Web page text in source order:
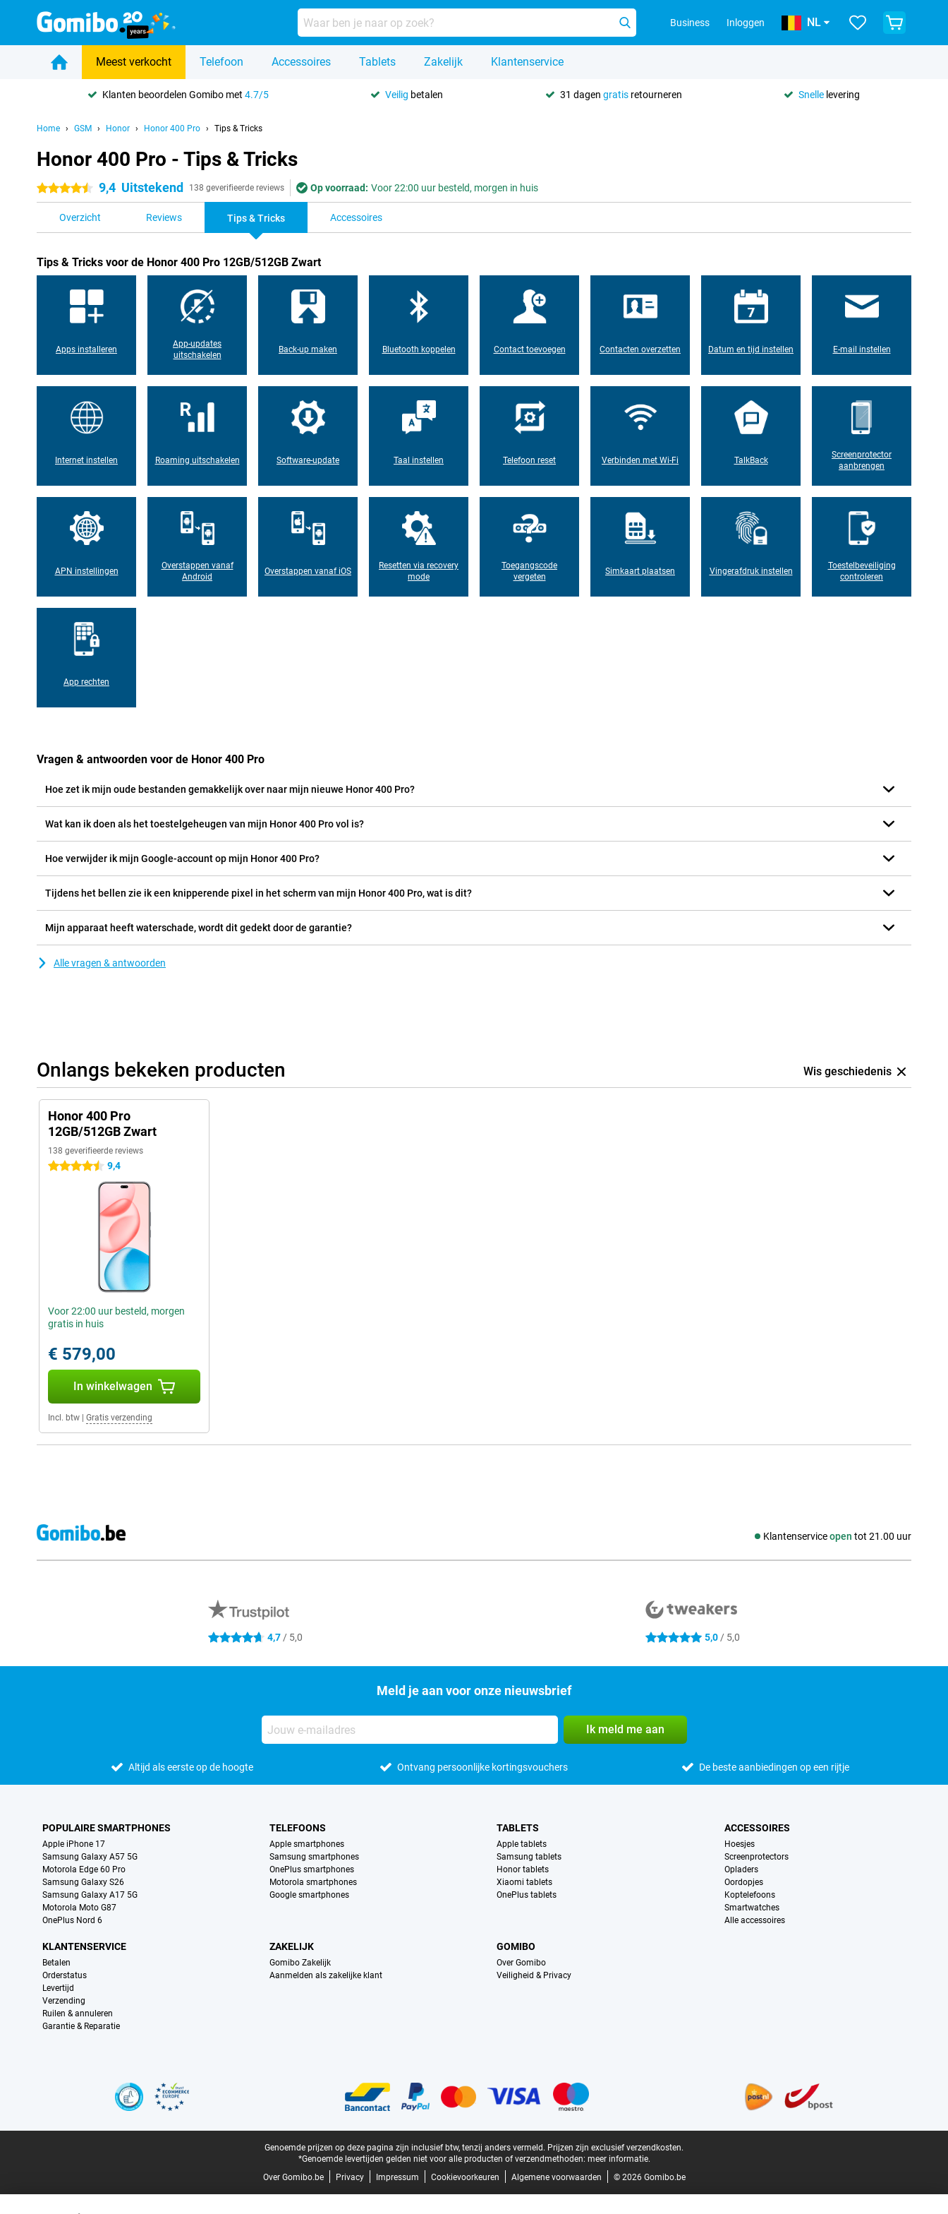
Business Inloggen NL
Meest verkocht Telefoon Accessoires Tablets Zakelijk Klantenservice
Klanten beoordelen Gomibo met 4.7/5 Veilig betalen 31 dagen gratisretourneren Snelle levering
Home GSM Honor Honor 400 Pro Tips & Tricks
Honor 400 Pro - Tips & Tricks
4.5 sterren 9,4 Uitstekend 138 geverifieerde reviews Op voorraad: Voor 22:00 uur besteld, morgen in huis
Overzicht Reviews Tips & Tricks Accessoires
Tips & Tricks voor de Honor 400 Pro 12GB/512GB Zwart
Apps installeren
App-updates
uitschakelen
Back-up maken Bluetooth koppelen Contact toevoegen Contacten overzetten Datum en tijd instellen E-mail instellen
Internet instellen Roaming uitschakelen Software-update Taal instellen Telefoon reset Verbinden met Wi-Fi TalkBack
Screenprotector
aanbrengen
APN instellingen
Overstappen vanaf
Android
Overstappen vanaf iOS
Resetten via recovery
mode
Toegangscode
vergeten
Simkaart plaatsen Vingerafdruk instellen
Toestelbeveiliging
controleren
App rechten
Vragen & antwoorden voor de Honor 400 Pro
Hoe zet ik mijn oude bestanden gemakkelijk over naar mijn nieuwe Honor 400 Pro?
Wat kan ik doen als het toestelgeheugen van mijn Honor 400 Pro vol is?
Hoe verwijder ik mijn Google-account op mijn Honor 400 Pro?
Tijdens het bellen zie ik een knipperende pixel in het scherm van mijn Honor 400 Pro, wat is dit?
Mijn apparaat heeft waterschade, wordt dit gedekt door de garantie?
Alle vragen & antwoorden
Onlangs bekeken producten Wis geschiedenis
Honor 400 Pro
12GB/512GB Zwart
138 geverifieerde reviews
4.5 sterren 9,4
Voor 22:00 uur besteld, morgen
gratis in huis
€ 579,00
In winkelwagen
Incl. btw Gratis verzending
Klantenserviceopen tot 21.00 uur
Social media
4.7 sterren 4,7 / 5,0 5 sterren 5,0 / 5,0
Meld je aan voor onze nieuwsbrief
Ik meld me aan
Altijd als eerste op de hoogte Ontvang persoonlijke kortingsvouchers De beste aanbiedingen op een rijtje
POPULAIRE SMARTPHONES
Apple iPhone 17
Samsung Galaxy A57 5G
Motorola Edge 60 Pro
Samsung Galaxy S26
Samsung Galaxy A17 5G
Motorola Moto G87
OnePlus Nord 6
TELEFOONS
Apple smartphones
Samsung smartphones
OnePlus smartphones
Motorola smartphones
Google smartphones
TABLETS
Apple tablets
Samsung tablets
Honor tablets
Xiaomi tablets
OnePlus tablets
ACCESSOIRES
Hoesjes
Screenprotectors
Opladers
Oordopjes
Koptelefoons
Smartwatches
Alle accessoires
KLANTENSERVICE
Betalen
Orderstatus
Levertijd
Verzending
Ruilen & annuleren
Garantie & Reparatie
ZAKELIJK
Gomibo Zakelijk
Aanmelden als zakelijke klant
GOMIBO
Over Gomibo
Veiligheid & Privacy
Genoemde prijzen op deze pagina zijn inclusief btw, tenzij anders vermeld. Prijzen zijn exclusief verzendkosten.
*Genoemde levertijden gelden niet voor alle producten of verzendmethoden: meer informatie.
Over Gomibo.be
Privacy Impressum Cookievoorkeuren Algemene voorwaarden © 2026 Gomibo.be